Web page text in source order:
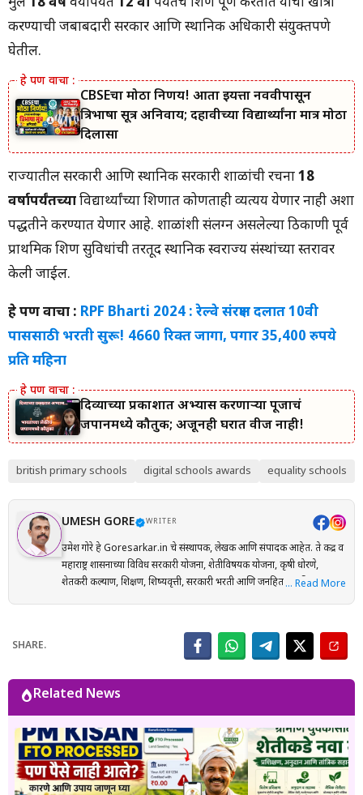
मुले 18 वर्षे वयापर्यंत 12 वी पर्यंतचे शिक्षण पूर्ण करतात याची खात्री
करण्याची जबाबदारी सरकार आणि स्थानिक अधिकारी संयुक्तपणे
घेतील.
CBSEचा मोठा निर्णय! आता इयत्ता नववीपासून
त्रिभाषा सूत्र अनिवार्य; दहावीच्या विद्यार्थ्यांना मात्र मोठा
दिलासा
राज्यातील सरकारी आणि स्थानिक सरकारी शाळांची रचना18
वर्षापर्यंतच्याविद्यार्थ्यांच्या शिक्षणात कोणताही व्यत्यय येणार नाही अशा
पद्धतीने करण्यात येणार आहे. शाळांशी संलग्न असलेल्या ठिकाणी पूर्व
प्राथमिक शिक्षण सुविधांची तरतूद स्थानिक स्वराज्य संस्थांच्या स्तरावर
केली जाईल.
हे पण वाचा : RPF Bharti 2024 : रेल्वे संरक्षण दलात 10वी
पाससाठी भरती सुरू! 4660 रिक्त जागा, पगार 35,400 रुपये
प्रति महिना
दिव्याच्या प्रकाशात अभ्यास करणाऱ्या पूजाचं
जपानमध्ये कौतुक; अजूनही घरात वीज नाही!
british primary schools digital schools awards equality schools
UMESH GORE WRITER
उमेश गोरे हे Goresarkar.in चे संस्थापक, लेखक आणि संपादक आहेत. ते केंद्र व
महाराष्ट्र शासनाच्या विविध सरकारी योजना, शेतीविषयक योजना, कृषी धोरणे,
शेतकरी कल्याण, शिक्षण, शिष्यवृत्ती, सरकारी भरती आणि जनहिताच्या विषयांवर
आणि संबंधित अधिकृत स्रोतांचा संदर्भ घेऊन माहितीची पडताळणी केली जाते.
वाचकांना अर्ज प्रक्रिया, पात्रता, आवश्यक कागदपत्रे, लाभ, अंतिम मुदत आणि
भर असतो. Goresarkar.in चा उद्देश महाराष्ट्रातील शेतकरी, विद्यार्थी, महिला,
युवक आणि सर्वसामान्य नागरिकांपर्यंत विश्वासार्ह, अद्ययावत आणि उपयुक्त माहिती
पोहोचवणे हा आहे. प्रकाशित माहिती वेळोवेळी अद्ययावत ठेवण्याचा प्रयत्न केला
जातो. अधिकृत निर्णयामध्ये बदल झाल्यास संबंधित लेख देखील अद्ययावत करण्यात
येतात. या संकेतस्थळावरील माहिती ही केवळ जनजागृती आणि मार्गदर्शनाच्या
उद्देशाने प्रकाशित केली जाते. कोणत्याही सरकारी योजनेसाठी अर्ज करण्यापूर्वी
संबंधित विभागाच्या अधिकृत संकेतस्थळावरील माहिती, नियम आणि अटींची
… Read More
SHARE.
Related News